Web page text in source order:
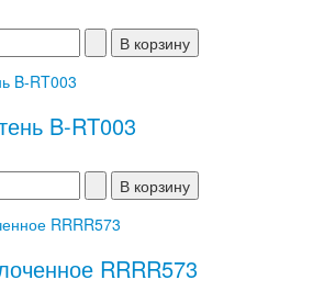
B-RT003
RRRR573